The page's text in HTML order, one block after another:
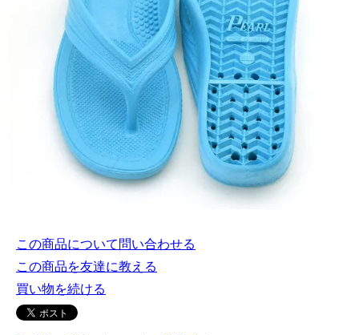
この商品について問い合わせる
この商品を友達に教える
買い物を続ける